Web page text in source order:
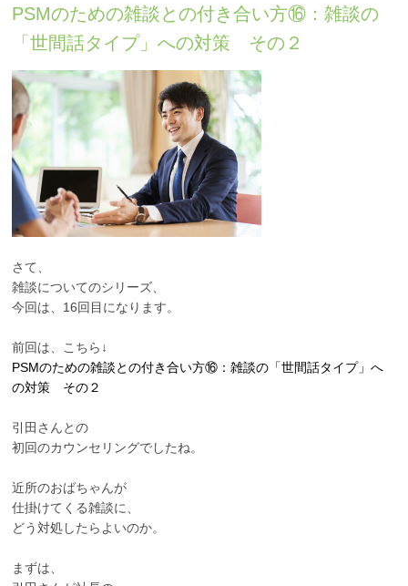
PTSD
統合失調症
身体にかかわる症状が
ある方
心にかかわる症状があ
る方
障害年金の相談
PSMのための雑談との付き合い方⑯：雑談の
「世間話タイプ」への対策 その２
さて、
雑談についてのシリーズ、
今回は、16回目になります。
前回は、こちら↓
PSMのための雑談との付き合い方⑯：雑談の「世間話タイプ」へ
の対策 その２
引田さんとの
初回のカウンセリングでしたね。
近所のおばちゃんが
仕掛けてくる雑談に、
どう対処したらよいのか。
まずは、